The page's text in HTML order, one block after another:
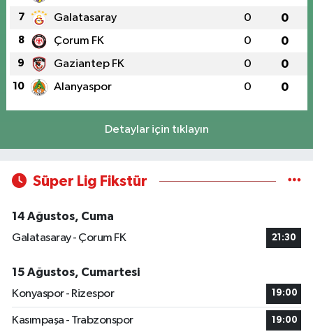
7 Galatasaray 0 0
8 Çorum FK 0 0
9 Gaziantep FK 0 0
10 Alanyaspor 0 0
Detaylar için tıklayın
Süper Lig Fikstür
14 Ağustos, Cuma
Galatasaray - Çorum FK
21:30
15 Ağustos, Cumartesi
Konyaspor - Rizespor
19:00
Kasımpaşa - Trabzonspor 19:00